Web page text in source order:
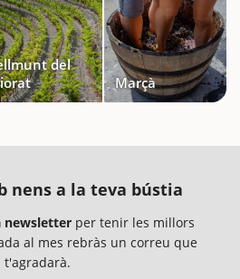
del
Marçà
nens a la teva bústia
newsletter per tenir les millors
al mes rebràs un correu que
t'agradarà.